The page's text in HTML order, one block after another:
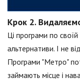
Крок 2.
Ці програми по своїй
альтернативи. І не
Програми "Метро"
займають місце і